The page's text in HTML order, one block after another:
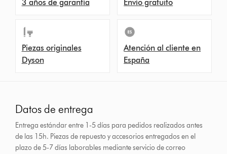
3 años de garantía Envío gratuito
Piezas originales
Dyson
Atención al cliente en
España
Datos de entrega
Entrega estándar entre 1-5 días para pedidos realizados antes
de las 15h. Piezas de repuesto y accesorios entregados en el
plazo de 5-7 días laborables mediante servicio de correo